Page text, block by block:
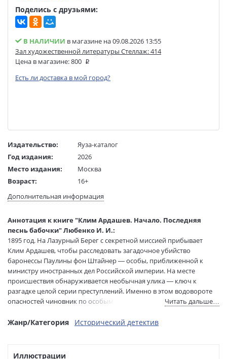
Поделись с друзьями:
В НАЛИЧИИ в магазине на 09.08.2026 13:55
Зал художественной литературы Стеллаж: 414
Цена в магазине:800
Есть ли доставка в мой город?
Издательство:
Яуза-каталог
Год издания:
2026
Место издания:
Москва
Возраст:
16+
Язык текста:
русский
Тип обложки:
Твердый переплет
Формат:
84х108 1/32
Размеры в мм
(ДхШхВ):
206x131x20
Вес:
500 гр.
Страниц:
352
Тираж:
2000 экз.
Артикул:
978-5-00155-922-1
Дополнительная информация
Аннотация к книге "Клим Ардашев. Начало. Последняя
песнь бабочки" Любенко И. И.:
1895 год. На Лазурный Берег с секретной миссией прибывает
Клим Ардашев, чтобы расследовать загадочное убийство
баронессы Паулины фон Штайнер — особы, приближенной к
министру иностранных дел Российской империи. На месте
происшествия обнаруживается необычная улика — ключ к
разгадке целой серии преступлений. Именно в этом водовороте
опасностей чиновник по особым поручениям не только отыщет
Веронику.
Читать дальше…
Жанр/Категория Исторический детектив
Иллюстрации